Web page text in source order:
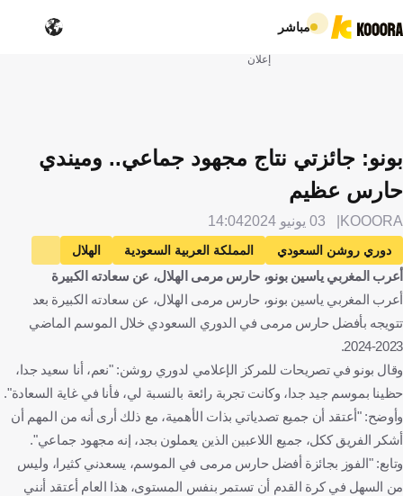
مباشر
إعلان
بونو: جائزتي نتاج مجهود جماعي.. وميندي
حارس عظيم
KOOORA 03 يونيو 2024 14:04
دوري روشن السعودي المملكة العربية السعودية
الهلال
الأهلي
ياسين بونو المغرب إدوارد ميندي
السنغال
كرة قدم
أعرب المغربي ياسين بونو، حارس مرمى الهلال، عن سعادته الكبيرة
أعرب المغربي ياسين بونو، حارس مرمى الهلال، عن سعادته الكبيرة بعد
تتويجه بأفضل حارس مرمى في الدوري السعودي خلال الموسم الماضي
2023-2024.
وقال بونو في تصريحات للمركز الإعلامي لدوري روشن: "نعم، أنا سعيد جدا،
حظينا بموسم جيد جدا، وكانت تجربة رائعة بالنسبة لي، فأنا في غاية السعادة".
وأوضح: "أعتقد أن جميع تصدياتي بذات الأهمية، مع ذلك أرى أنه من المهم أن
أشكر الفريق ككل، جميع اللاعبين الذين يعملون بجد، إنه مجهود جماعي".
وتابع: "الفوز بجائزة أفضل حارس مرمى في الموسم، يسعدني كثيرا، وليس
من السهل في كرة القدم أن تستمر بنفس المستوى، هذا العام أعتقد أنني